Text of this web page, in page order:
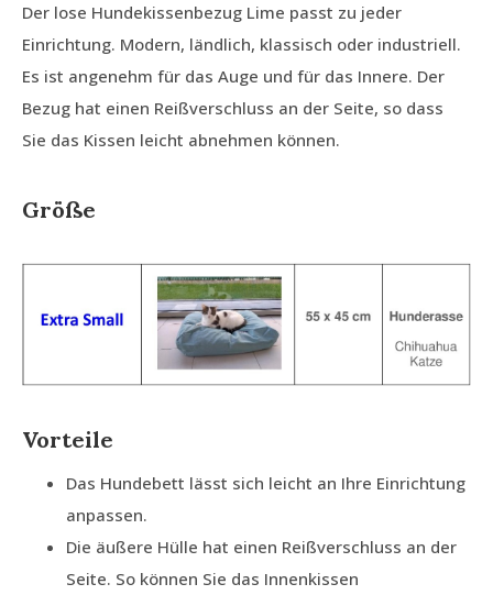
Der lose Hundekissenbezug Lime passt zu jeder
Einrichtung. Modern, ländlich, klassisch oder industriell.
Es ist angenehm für das Auge und für das Innere. Der
Bezug hat einen Reißverschluss an der Seite, so dass
Sie das Kissen leicht abnehmen können.
Größe
Vorteile
Das Hundebett lässt sich leicht an Ihre Einrichtung
anpassen.
Die äußere Hülle hat einen Reißverschluss an der
Seite. So können Sie das Innenkissen